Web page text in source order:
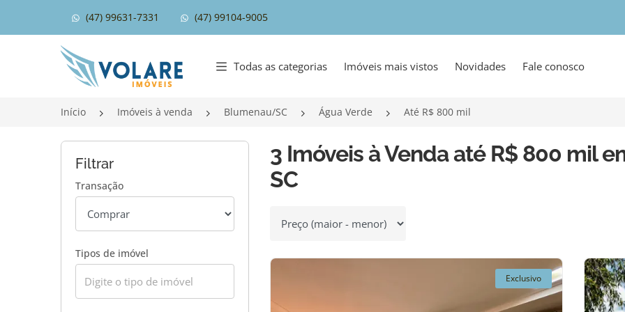
(47) 99631-7331 (47) 99104-9005
Página inicial
Todas as categorias Imóveis mais vistos Novidades Fale conosco
Início Imóveis à venda Blumenau/SC Água Verde Até R$ 800 mil
Filtrar
Transação
Tipos de imóvel
3 Imóveis à Venda até R$ 800 mil
SC
Ordenar por
Exclusivo